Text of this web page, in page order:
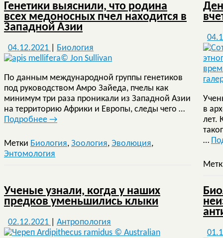
Генетики выяснили, что родина
всех медоносных пчел находится в
Западной Азии
04.12.2021 Биология
По данным международной группы генетиков
под руководством Амро Зайеда, пчелы как
минимум три раза проникали из Западной Азии
на территорию Африки и Европы, следы чего …
Подробнее →
Метки Биология, Зоология, Эволюция,
Энтомология
в
лет.
…
Ученые узнали, когда у наших
предков уменьшились клыки
02.12.2021 Антропология